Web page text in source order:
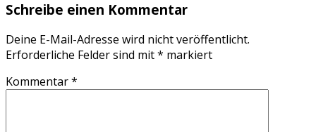
Schreibe einen Kommentar
Deine E-Mail-Adresse wird nicht veröffentlicht.
Erforderliche Felder sind mit* markiert
Kommentar*